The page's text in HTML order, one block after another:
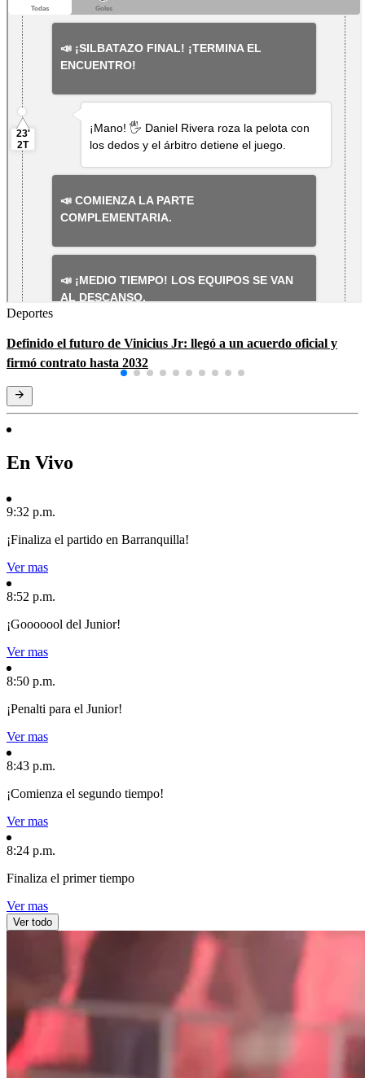
Deportes
Definido el futuro de Vinicius Jr: llegó a un acuerdo oficial y
firmó contrato hasta 2032
En Vivo
9:32 p.m.
¡Finaliza el partido en Barranquilla!
Ver mas
8:52 p.m.
¡Gooooool del Junior!
Ver mas
8:50 p.m.
¡Penalti para el Junior!
Ver mas
8:43 p.m.
¡Comienza el segundo tiempo!
Ver mas
8:24 p.m.
Finaliza el primer tiempo
Ver mas
Ver todo